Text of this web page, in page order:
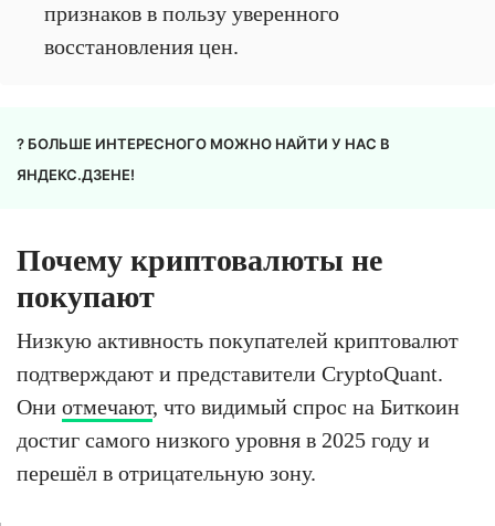
признаков в пользу уверенного
восстановления цен.
? БОЛЬШЕ ИНТЕРЕСНОГО МОЖНО НАЙТИ У НАС В
ЯНДЕКС.ДЗЕНЕ!
Почему криптовалюты не
покупают
Низкую активность покупателей криптовалют
подтверждают и представители CryptoQuant.
Они отмечают, что видимый спрос на Биткоин
достиг самого низкого уровня в 2025 году и
перешёл в отрицательную зону.